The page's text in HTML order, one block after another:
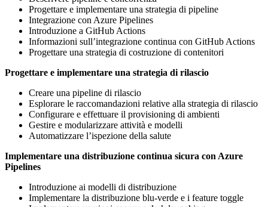
Progettare e implementare una strategia di pipeline
Integrazione con Azure Pipelines
Introduzione a GitHub Actions
Informazioni sull’integrazione continua con GitHub Actions
Progettare una strategia di costruzione di contenitori
Progettare e implementare una strategia di rilascio
Creare una pipeline di rilascio
Esplorare le raccomandazioni relative alla strategia di rilascio
Configurare e effettuare il provisioning di ambienti
Gestire e modularizzare attività e modelli
Automatizzare l’ispezione della salute
Implementare una distribuzione continua sicura con Azure
Pipelines
Introduzione ai modelli di distribuzione
Implementare la distribuzione blu-verde e i feature toggle